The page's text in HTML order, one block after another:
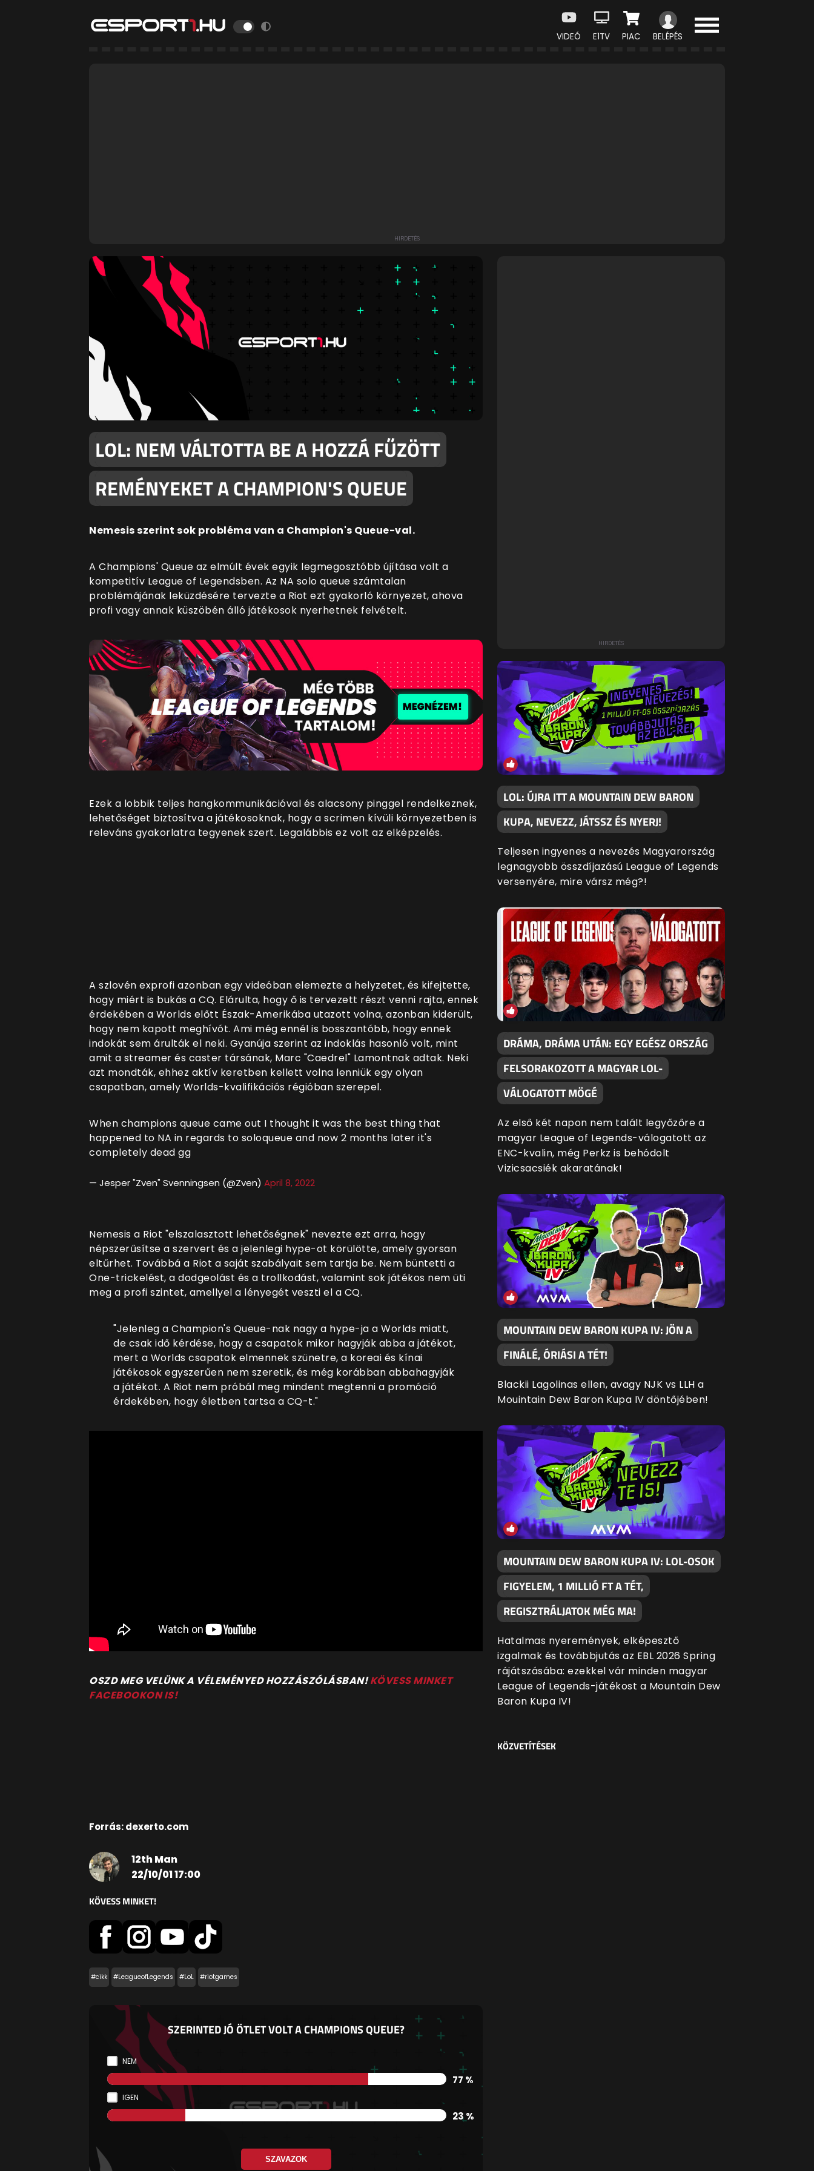
VIDEÓ E1TV PIAC BELÉPÉS
LOL: NEM VÁLTOTTA BE A HOZZÁ FŰZÖTT
REMÉNYEKET A CHAMPION'S QUEUE
Nemesis szerint sok probléma van a Champion's Queue-val.
A Champions' Queue az elmúlt évek egyik legmegosztóbb újítása volt a
kompetitív League of Legendsben. Az NA solo queue számtalan
problémájának leküzdésére tervezte a Riot ezt gyakorló környezet, ahova
profi vagy annak küszöbén álló játékosok nyerhetnek felvételt.
Ezek a lobbik teljes hangkommunikációval és alacsony pinggel rendelkeznek,
lehetőséget biztosítva a játékosoknak, hogy a scrimen kívüli környezetben is
releváns gyakorlatra tegyenek szert. Legalábbis ez volt az elképzelés.
A szlovén exprofi azonban egy videóban elemezte a helyzetet, és kifejtette,
hogy miért is bukás a CQ. Elárulta, hogy ő is tervezett részt venni rajta, ennek
érdekében a Worlds előtt Észak-Amerikába utazott volna, azonban kiderült,
hogy nem kapott meghívót. Ami még ennél is bosszantóbb, hogy ennek
indokát sem árulták el neki. Gyanúja szerint az indoklás hasonló volt, mint
amit a streamer és caster társának, Marc "Caedrel" Lamontnak adtak. Neki
azt mondták, ehhez aktív keretben kellett volna lenniük egy olyan
csapatban, amely Worlds-kvalifikációs régióban szerepel.
When champions queue came out I thought it was the best thing that
happened to NA in regards to soloqueue and now 2 months later it's
completely dead gg
— Jesper "Zven" Svenningsen (@Zven) April 8, 2022
Nemesis a Riot "elszalasztott lehetőségnek" nevezte ezt arra, hogy
népszerűsítse a szervert és a jelenlegi hype-ot körülötte, amely gyorsan
eltűrhet. Továbbá a Riot a saját szabályait sem tartja be. Nem büntetti a
One-trickelést, a dodgeolást és a trollkodást, valamint sok játékos nem üti
meg a profi szintet, amellyel a lényegét veszti el a CQ.
"Jelenleg a Champion's Queue-nak nagy a hype-ja a Worlds miatt,
de csak idő kérdése, hogy a csapatok mikor hagyják abba a játékot,
mert a Worlds csapatok elmennek szünetre, a koreai és kínai
játékosok egyszerűen nem szeretik, és még korábban abbahagyják
a játékot. A Riot nem próbál meg mindent megtenni a promóció
érdekében, hogy életben tartsa a CQ-t."
OSZD MEG VELÜNK A VÉLEMÉNYED HOZZÁSZÓLÁSBAN!KÖVESS MINKET
FACEBOOKON IS!
Forrás: dexerto.com
12th Man
22/10/01 17:00
KÖVESS MINKET!
#cikk #LeagueofLegends #LoL #riotgames
SZERINTED JÓ ÖTLET VOLT A CHAMPIONS QUEUE?
NEM
77 %
IGEN
23 %
SZAVAZOK
LOL: ÚJRA ITT A MOUNTAIN DEW BARON
KUPA, NEVEZZ, JÁTSSZ ÉS NYERJ!
Teljesen ingyenes a nevezés Magyarország
legnagyobb összdíjazású League of Legends
versenyére, mire vársz még?!
DRÁMA, DRÁMA UTÁN: EGY EGÉSZ ORSZÁG
FELSORAKOZOTT A MAGYAR LOL-
VÁLOGATOTT MÖGÉ
Az első két napon nem talált legyőzőre a
magyar League of Legends-válogatott az
ENC-kvalin, még Perkz is behódolt
Vizicsacsiék akaratának!
MOUNTAIN DEW BARON KUPA IV: JÖN A
FINÁLÉ, ÓRIÁSI A TÉT!
Blackii Lagolinas ellen, avagy NJK vs LLH a
Mouintain Dew Baron Kupa IV döntőjében!
MOUNTAIN DEW BARON KUPA IV: LOL-OSOK
FIGYELEM, 1 MILLIÓ FT A TÉT,
REGISZTRÁLJATOK MÉG MA!
Hatalmas nyeremények, elképesztő
izgalmak és továbbjutás az EBL 2026 Spring
rájátszásába: ezekkel vár minden magyar
League of Legends-játékost a Mountain Dew
Baron Kupa IV!
KÖZVETÍTÉSEK